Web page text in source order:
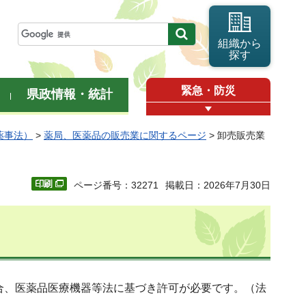
組織から
探す
県政情報・統計 緊急・防災
法） > 薬局、医薬品の販売業に関するページ > 卸売販売業
ページ番号：32271 掲載日：2026年7月30日
医薬品医療機器等法に基づき許可が必要です。（法